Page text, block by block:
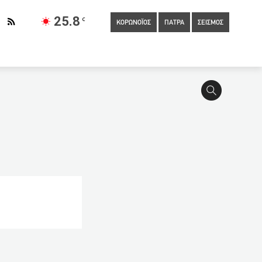
25.8 C
ΚΟΡΩΝΟΪΟΣ ΠΑΤΡΑ ΣΕΙΣΜΟΣ
στον 47χρονο που πυροβόλησε και τραυμάτισε τον αδερφό
οι δυο επόμενες συναντήσεις της ΚΕΔΗΠ με